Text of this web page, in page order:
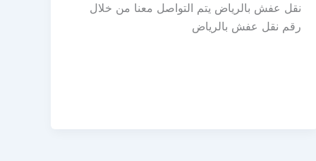
نقل عفش بالرياض يتم التواصل معنا من خلال
رقم نقل عفش بالرياض